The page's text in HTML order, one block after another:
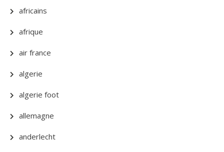
africains
afrique
air france
algerie
algerie foot
allemagne
anderlecht